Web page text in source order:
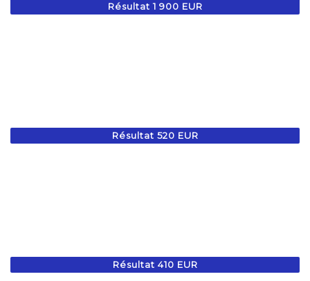
Résultat 1 900 EUR
Résultat 520 EUR
Résultat 410 EUR